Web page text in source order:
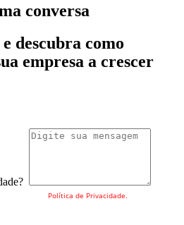
conversa
descubra como
empresa a crescer
Política de Privacidade.